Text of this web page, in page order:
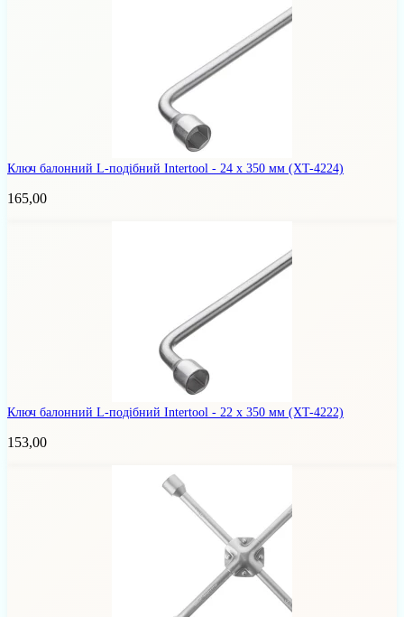
Ключ балонний L-подібний Intertool - 24 х 350 мм (XT-4224)
165,00
Ключ балонний L-подібний Intertool - 22 х 350 мм (XT-4222)
153,00